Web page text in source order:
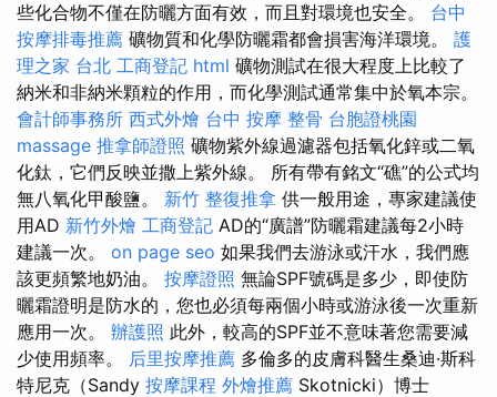
些化合物不僅在防曬方面有效，而且對環境也安全。 台中
按摩排毒推薦 礦物質和化學防曬霜都會損害海洋環境。 護
理之家 台北 工商登記 html 礦物測試在很大程度上比較了
納米和非納米顆粒的作用，而化學測試通常集中於氧本宗。
會計師事務所 西式外燴 台中 按摩 整骨 台胞證桃園
massage 推拿師證照 礦物紫外線過濾器包括氧化鋅或二氧
化鈦，它們反映並撒上紫外線。 所有帶有銘文“礁”的公式均
無八氧化甲酸鹽。 新竹 整復推拿 供一般用途，專家建議使
用AD 新竹外燴 工商登記 AD的“廣譜”防曬霜建議每2小時
建議一次。 on page seo 如果我們去游泳或汗水，我們應
該更頻繁地奶油。 按摩證照 無論SPF號碼是多少，即使防
曬霜證明是防水的，您也必須每兩個小時或游泳後一次重新
應用一次。 辦護照 此外，較高的SPF並不意味著您需要減
少使用頻率。 后里按摩推薦 多倫多的皮膚科醫生桑迪·斯科
特尼克（Sandy 按摩課程 外燴推薦 Skotnicki）博士